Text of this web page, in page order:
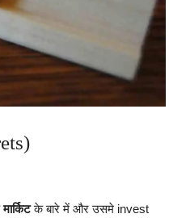
के बारे में और उसमे invest